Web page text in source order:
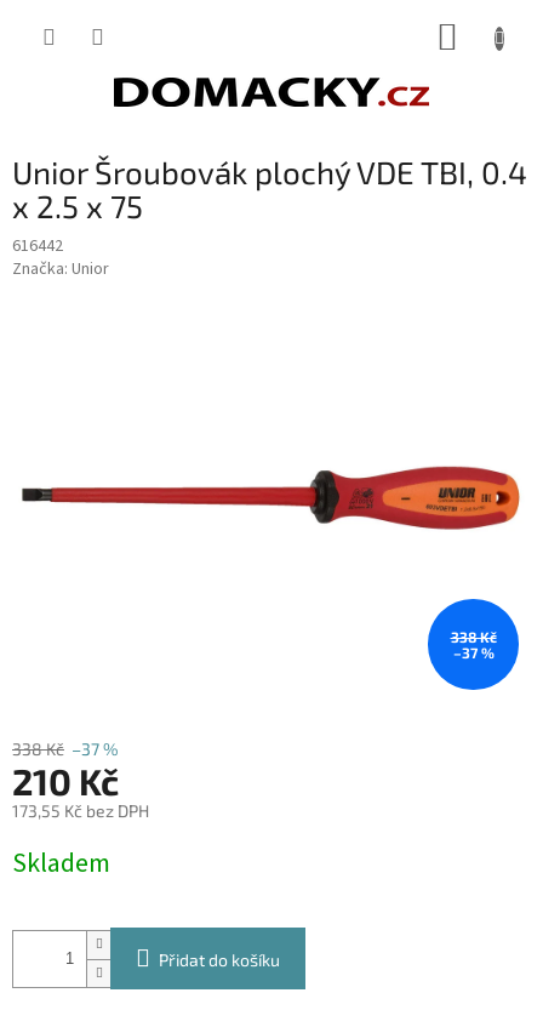
Unior Šroubovák plochý VDE TBI, 0.4
x 2.5 x 75
616442
Značka: Unior
338 Kč
–37 %
338 Kč –37 %
210 Kč
173,55 Kč bez DPH
cena:
Skladem
Přidat do košíku